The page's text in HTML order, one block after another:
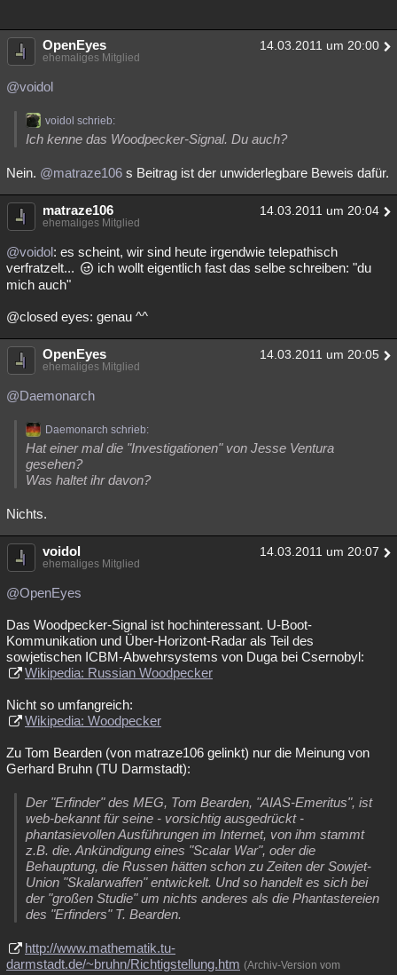
OpenEyes 14.03.2011 um 20:00
ehemaliges Mitglied
@voidol
voidol schrieb:
Ich kenne das Woodpecker-Signal. Du auch?
Nein. @matraze106 s Beitrag ist der unwiderlegbare Beweis dafür.
matraze106 14.03.2011 um 20:04
ehemaliges Mitglied
@voidol: es scheint, wir sind heute irgendwie telepathisch
verfratzelt...
ich wollt eigentlich fast das selbe schreiben: "du
mich auch"
@closed eyes: genau ^^
OpenEyes 14.03.2011 um 20:05
ehemaliges Mitglied
@Daemonarch
Daemonarch schrieb:
Hat einer mal die "Investigationen" von Jesse Ventura
gesehen?
Was haltet ihr davon?
Nichts.
voidol 14.03.2011 um 20:07
ehemaliges Mitglied
@OpenEyes
Das Woodpecker-Signal ist hochinteressant. U-Boot-
Kommunikation und Über-Horizont-Radar als Teil des
sowjetischen ICBM-Abwehrsystems von Duga bei Csernobyl:
Wikipedia: Russian Woodpecker
Nicht so umfangreich:
Wikipedia: Woodpecker
Zu Tom Bearden (von matraze106 gelinkt) nur die Meinung von
Gerhard Bruhn (TU Darmstadt):
Der "Erfinder" des MEG, Tom Bearden, "AIAS-Emeritus", ist
web-bekannt für seine - vorsichtig ausgedrückt -
phantasievollen Ausführungen im Internet, von ihm stammt
z.B. die. Ankündigung eines "Scalar War", oder die
Behauptung, die Russen hätten schon zu Zeiten der Sowjet-
Union "Skalarwaffen" entwickelt. Und so handelt es sich bei
der "großen Studie" um nichts anderes als die Phantastereien
des "Erfinders" T. Bearden.
http://www.mathematik.tu-
darmstadt.de/~bruhn/Richtigstellung.htm (Archiv-Version vom